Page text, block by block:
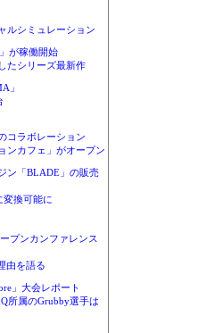
ルシミュレーション
が稼働開始
たシリーズ最新作
」
コラボレーション
ンカフェ」がオープン
ン「BLADE」の販売
変換可能に
プンカンファレンス
由を語る
」大会レポート
所属のGrubby選手は